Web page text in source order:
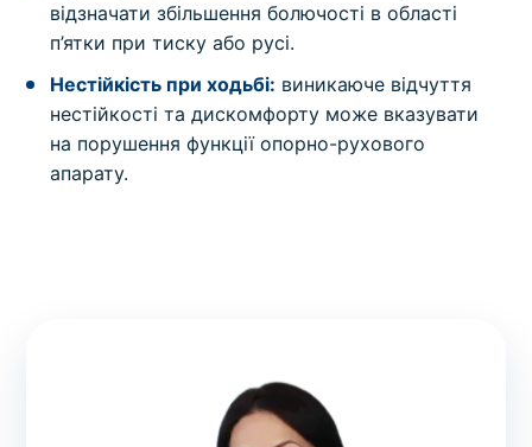
відзначати збільшення болючості в області
п’ятки при тиску або русі.
Нестійкість при ходьбі: виникаюче відчуття
нестійкості та дискомфорту може вказувати
на порушення функції опорно-рухового
апарату.